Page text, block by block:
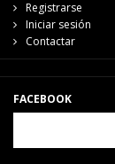
Registrarse
Iniciar sesión
Contactar
FACEBOOK